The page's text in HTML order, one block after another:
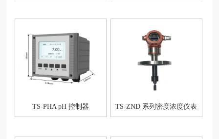
TS-PHA pH 控制器 TS-ZND 系列密度浓度仪表